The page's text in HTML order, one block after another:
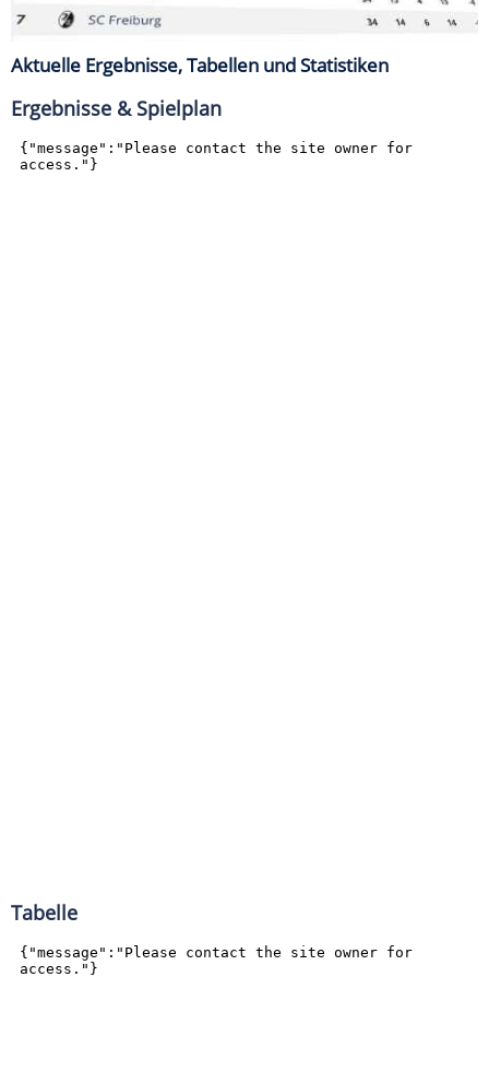
Aktuelle Ergebnisse, Tabellen und Statistiken
Ergebnisse & Spielplan
Tabelle